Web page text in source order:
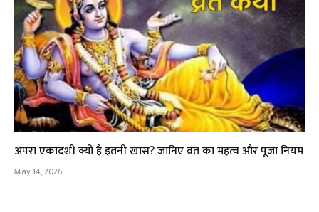
अपरा एकादशी क्यों है इतनी खास? जानिए व्रत का महत्व और पूजा नियम
May 14, 2026